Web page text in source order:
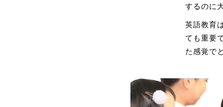
するのに
英語教育
ても重要
た感覚で